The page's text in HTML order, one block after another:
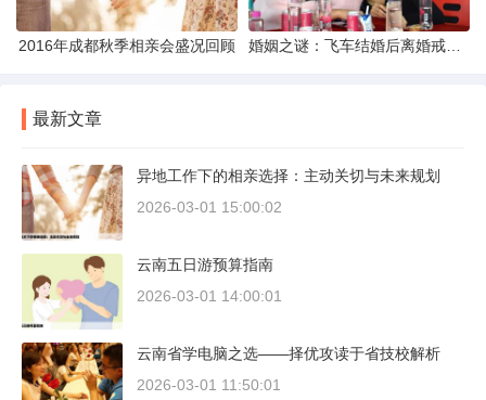
2016年成都秋季相亲会盛况回顾
最新文章
异地工作下的相亲选择：主动关切与未来规划
2026-03-01 15:00:02
云南五日游预算指南
2026-03-01 14:00:01
云南省学电脑之选——择优攻读于省技校解析
2026-03-01 11:50:01